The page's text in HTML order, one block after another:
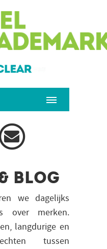
blog
we dagelijks
over merken.
langdurige en
tussen